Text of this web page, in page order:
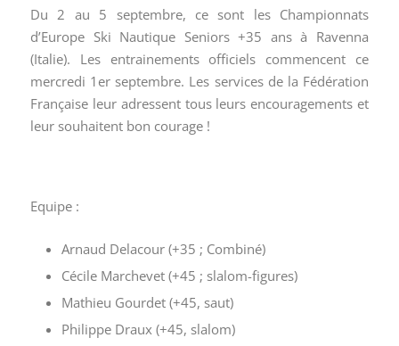
Du 2 au 5 septembre, ce sont les Championnats
d’Europe Ski Nautique Seniors +35 ans à Ravenna
(Italie). Les entrainements officiels commencent ce
mercredi 1er septembre. Les services de la Fédération
Française leur adressent tous leurs encouragements et
leur souhaitent bon courage !
Equipe :
Arnaud Delacour (+35 ; Combiné)
Cécile Marchevet (+45 ; slalom-figures)
Mathieu Gourdet (+45, saut)
Philippe Draux (+45, slalom)